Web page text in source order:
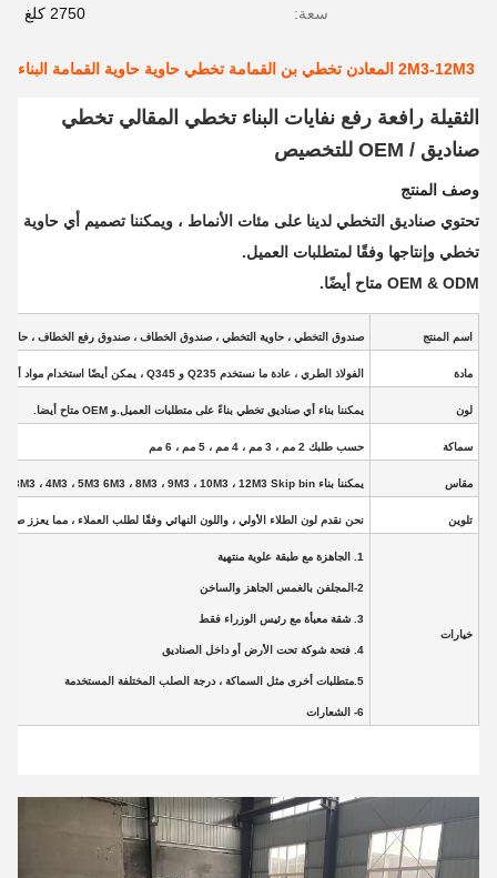
سعة: 2750 كلغ
2M3-12M3 المعادن تخطي بن القمامة تخطي حاوية حاوية القمامة البناء
الثقيلة رافعة رفع نفايات البناء تخطي المقالي تخطي
صناديق / OEM للتخصيص
وصف المنتج
تحتوي صناديق التخطي لدينا على مئات الأنماط ، ويمكننا تصميم أي حاوية
تخطي وإنتاجها وفقًا لمتطلبات العميل.
OEM & ODM متاح أيضًا.
اسم المنتج صندوق التخطي ، حاوية التخطي ، صندوق الخطاف ، صندوق رفع الخطاف ، حاوية
مادة الفولاذ الطري ، عادة ما نستخدم Q235 و Q345 ، يمكن أيضًا استخدام مواد
لون يمكننا بناء أي صناديق تخطي بناءً على متطلبات العميل.و OEM متاح أيضا.
سماكة حسب طلبك 2 مم ، 3 مم ، 4 مم ، 5 مم ، 6 مم
مقاس يمكننا بناء 2M3 ، 3M3 ، 4M3 ، 5M3 6M3 ، 8M3 ، 9M3 ، 10M3 ، 12M3 Skip bin ، ويتوفر صندوق مخصص
تلوين نحن نقدم لون الطلاء الأولي ، واللون النهائي وفقًا لطلب العملاء ، مما يعزز
خيارات
1. الجاهزة مع طبقة علوية منتهية
2-المجلفن بالغمس الجاهز والساخن
3. شقة معبأة مع رئيس الوزراء فقط
4. فتحة شوكة تحت الأرض أو داخل الصناديق
5.متطلبات أخرى مثل السماكة ، درجة الصلب المختلفة المستخدمة
6- الشعارات